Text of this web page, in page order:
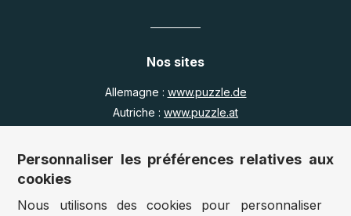
Nos sites
Allemagne : www.puzzle.de
Autriche : www.puzzle.at
Royaume Uni :
www.jigsawpuzzle.co.uk
Accès revendeurs / détaillants
Personnaliser les préférences relatives aux
cookies
Nous utilisons des cookies pour personnaliser